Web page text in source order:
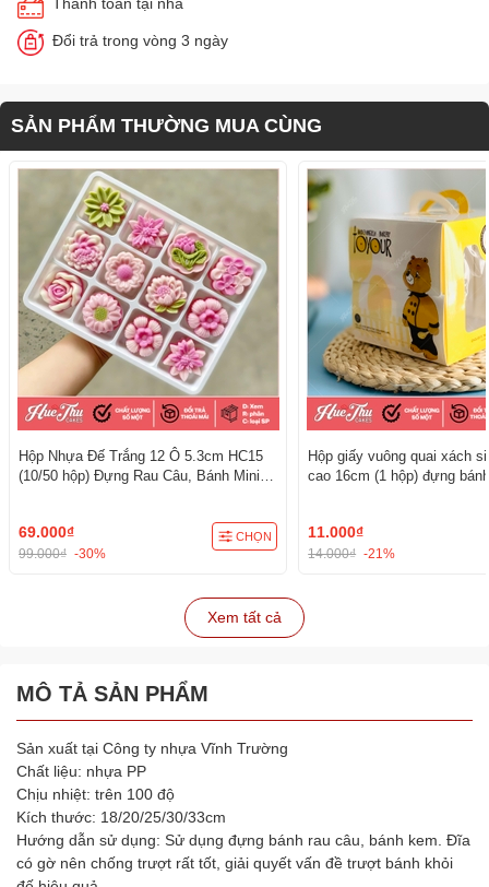
Đổi trả trong vòng 3 ngày
SẢN PHẨM THƯỜNG MUA CÙNG
Hộp Nhựa Đế Trắng 12 Ô 5.3cm HC15
(10/50 hộp) Đựng Rau Câu, Bánh Mini,
69.000₫
99.000₫ -30%
CHỌN
Hộp giấy vuông quai xách
cao 16cm (1 hộp) đựng
11.000₫
14.000₫ -21%
Xem tất cả
MÔ TẢ SẢN PHẨM
Sản xuất tại Công ty nhựa Vĩnh Trường
Chất liệu: nhựa PP
Chịu nhiệt: trên 100 độ
Kích thước: 18/20/25/30/33cm
Hướng dẫn sử dụng: Sử dụng đựng bánh rau câu, bánh kem. Đĩa
có gờ nên chống trượt rất tốt, giải quyết vấn đề trượt bánh khỏi